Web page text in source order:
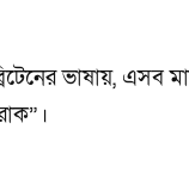
ভাষায়, এসব